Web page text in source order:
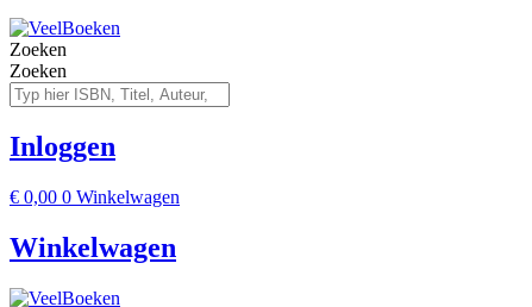
Zoeken
Zoeken
Inloggen
€ 0,00 0 Winkelwagen
Winkelwagen